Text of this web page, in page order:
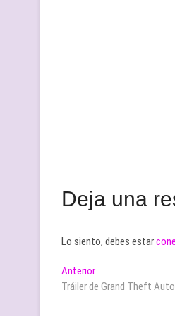
Deja una
Lo siento, debes estar
Navegación
de
AnteriorEntrada
anterior:
Tráiler de Grand Theft